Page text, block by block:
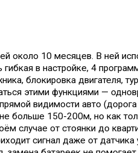
около 10 месяцев. В ней
в настройке, 4
блокировка двигателя,
этими функциями —
видимости авто
больше 150-200м, но как
случае от стоянки до
сигнал даже от